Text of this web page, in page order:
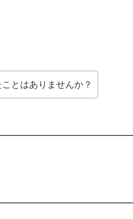
とはありませんか？